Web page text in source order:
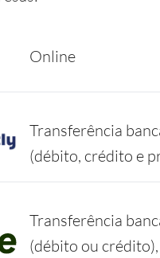
Online
Transferência
(débito, crédito e
Transferência
(débito ou crédito),